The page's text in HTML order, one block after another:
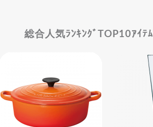
総合人気ﾗﾝｷﾝｸﾞTOP10ｱｲﾃﾑ